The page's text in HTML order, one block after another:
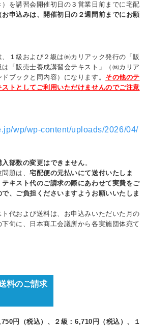
を講習会開催初日の３営業日前までに宅配
お申込みは、開催初日の２週間前までにお願
、１級および２級は㈱カリアック発行の「販
「販売士養成講習会テキスト」（㈱カリア
ブックと同内容）になります。 その他のテ
トとしてご利用いただけませんのでご注意
wp/wp-content/uploads/2026/04/
部数の変更はできません。
問題は、宅配便の元払いにて送付いたしま
キスト代のご請求の際にあわせて実費をご
、ご負担くださいますようお願いいたしま
ト代および送料は、お申込みいただいた月の
旬に、日本商工会議所から各実施団体宛て
料のご請求
円（税込）、２級：6,710円（税込）、１